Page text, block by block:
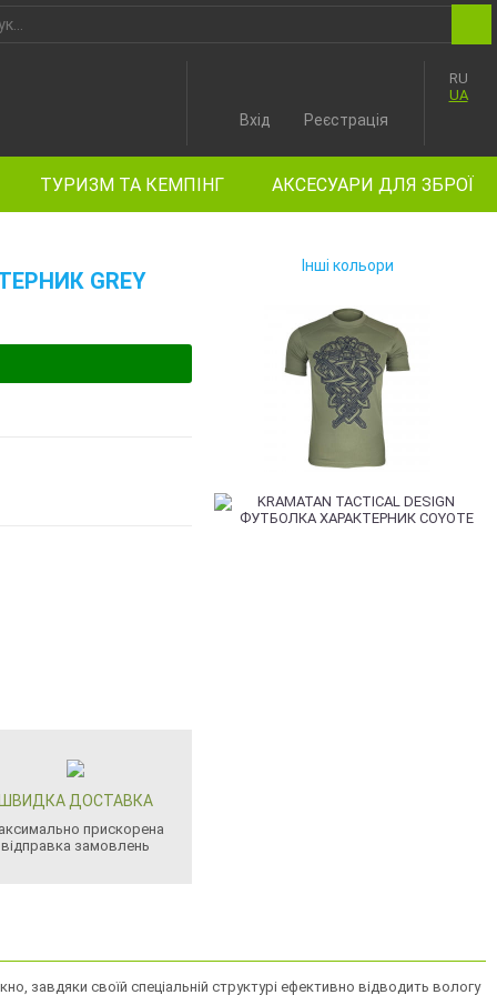
RU
UA
Вхід Реєстрація
ТУРИЗМ ТА КЕМПІНГ АКСЕСУАРИ ДЛЯ ЗБРОЇ
GREY
ШВИДКА ДОСТАВКА
прискорена
відправка замовлень
Інші кольори
завдяки своїй спеціальній структурі ефективно відводить вологу